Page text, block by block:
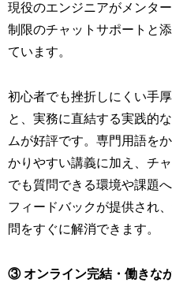
現役のエンジニアがメンタ
制限のチャットサポートと
ています。
初心者でも挫折しにくい手
と、実務に直結する実践的
ムが好評です。専門用語を
かりやすい講義に加え、チ
でも質問できる環境や課題
フィードバックが提供され
問をすぐに解消できます。
③ オンライン完結・働きな